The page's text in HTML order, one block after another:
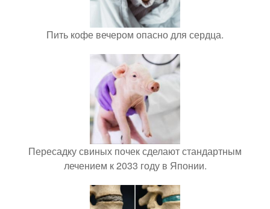
Пить кофе вечером опасно для сердца.
Пересадку свиных почек сделают стандартным
лечением к 2033 году в Японии.